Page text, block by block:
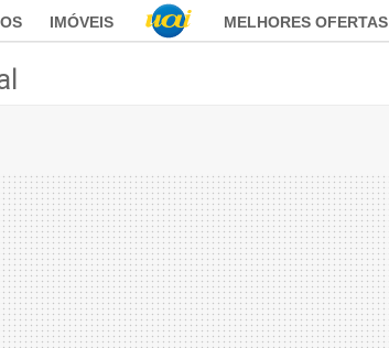
IMÓVEIS MELHORES OFERTAS